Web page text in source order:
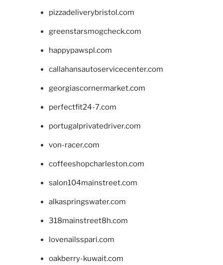
pizzadeliverybristol.com
greenstarsmogcheck.com
happypawspl.com
callahansautoservicecenter.com
georgiascornermarket.com
perfectfit24-7.com
portugalprivatedriver.com
von-racer.com
coffeeshopcharleston.com
salon104mainstreet.com
alkaspringswater.com
318mainstreet8h.com
lovenailsspari.com
oakberry-kuwait.com